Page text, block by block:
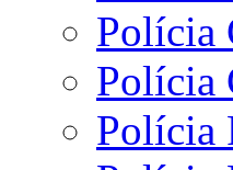
Polícia
Polícia
Polícia